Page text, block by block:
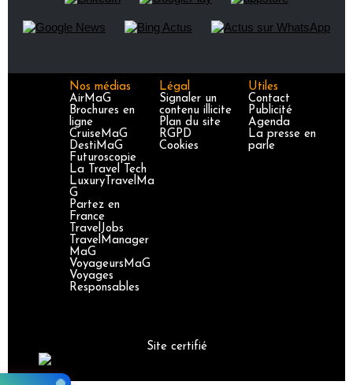
Nos médias
AirMaG
Brochures en
ligne
CruiseMaG
DestiMaG
Futuroscopie
La Travel Tech
LuxuryTravelMa
G
Partez en
France
TravelJobs
TravelManager
MaG
VoyageursMaG
Voyages
Responsables
Légal
Signaler un
contenu illicite
Plan du site
RGPD
Cookies
Utiles
Contact
Publicité
Agenda
La presse en
parle
Site certifié